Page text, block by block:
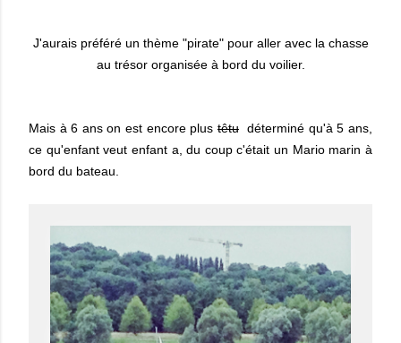
J'aurais préféré un thème "pirate" pour aller avec la chasse
au trésor organisée à bord du voilier.
Mais à 6 ans on est encore plus têtudéterminé qu'à 5 ans,
ce qu'enfant veut enfant a, du coup c'était un Mario marin à
bord du bateau.